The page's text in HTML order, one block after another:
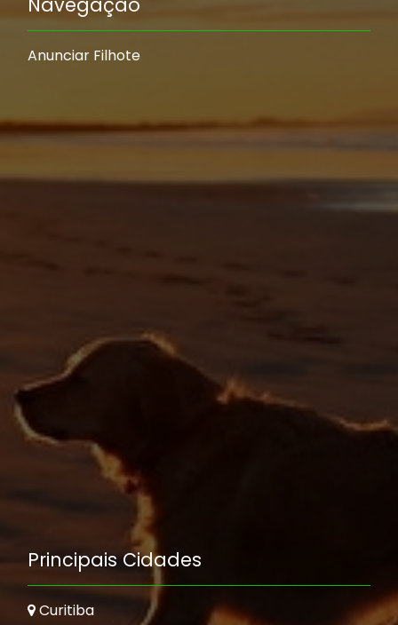
Anunciar Filhote
Principais Cidades
Curitiba